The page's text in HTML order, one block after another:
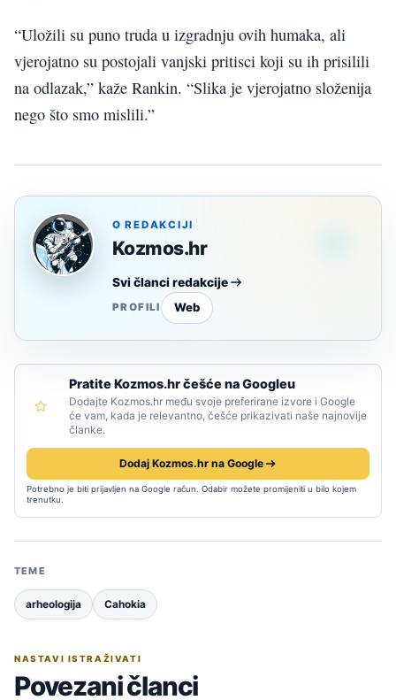
“Uložili su puno truda u izgradnju ovih humaka, ali
vjerojatno su postojali vanjski pritisci koji su ih prisilili
na odlazak,” kaže Rankin. “Slika je vjerojatno složenija
nego što smo mislili.”
O REDAKCIJI
Kozmos.hr
Svi članci redakcije
PROFILI Web
Pratite Kozmos.hr češće na Googleu
Dodajte Kozmos.hr među svoje preferirane izvore i Google
će vam, kada je relevantno, češće prikazivati naše najnovije
članke.
Dodaj Kozmos.hr na Google
Potrebno je biti prijavljen na Google račun. Odabir možete promijeniti u bilo kojem
trenutku.
TEME
arheologija Cahokia
NASTAVI ISTRAŽIVATI
Povezani članci